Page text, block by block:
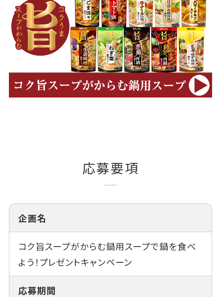
応募要項
企画名
コク旨スープがからむ鍋用スープで鍋を食べ
よう！プレゼントキャンペーン
応募期間